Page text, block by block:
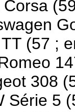
Corsa
(57 ;
308
Série 5